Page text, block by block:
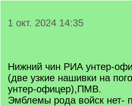
1 окт. 2024 14:35
Нижний чин РИА унтер-
(две узкие нашивки на
унтер-офицер),ПМВ.
Эмблемы рода войск нет-